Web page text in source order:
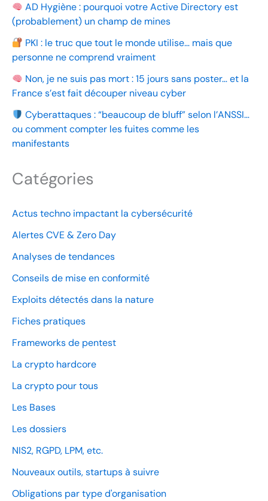
AD Hygiène : pourquoi votre Active Directory est
(probablement) un champ de mines
PKI : le truc que tout le monde utilise… mais que
personne ne comprend vraiment
Non, je ne suis pas mort : 15 jours sans poster… et la
France s’est fait découper niveau cyber
Cyberattaques : “beaucoup de bluff” selon l’ANSSI…
ou comment compter les fuites comme les
manifestants
Catégories
Actus techno impactant la cybersécurité
Alertes CVE & Zero Day
Analyses de tendances
Conseils de mise en conformité
Exploits détectés dans la nature
Fiches pratiques
Frameworks de pentest
La crypto hardcore
La crypto pour tous
Les Bases
Les dossiers
NIS2, RGPD, LPM, etc.
Nouveaux outils, startups à suivre
Obligations par type d'organisation